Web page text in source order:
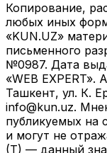
Копирование,
любых иных
«KUN.UZ»
письменного
№0987. Дата
«WEB EXPERT».
Ташкент, ул. К.
info@kun.uz.
публикуемых на
и могут не
(T) — данный